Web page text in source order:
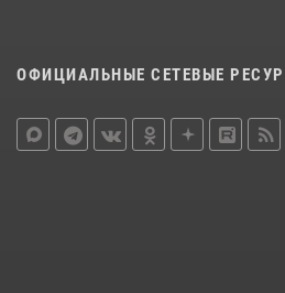
ОФИЦИАЛЬНЫЕ СЕТЕВЫЕ